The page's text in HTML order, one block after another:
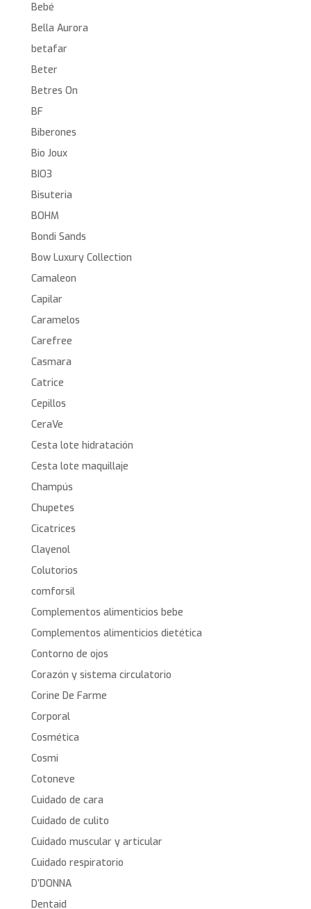
Bebé
Bella Aurora
betafar
Beter
Betres On
BF
Biberones
Bio Joux
BIO3
Bisuteria
BOHM
Bondi Sands
Bow Luxury Collection
Camaleon
Capilar
Caramelos
Carefree
Casmara
Catrice
Cepillos
CeraVe
Cesta lote hidratación
Cesta lote maquillaje
Champús
Chupetes
Cicatrices
Clayenol
Colutorios
comforsil
Complementos alimenticios bebe
Complementos alimenticios dietética
Contorno de ojos
Corazón y sistema circulatorio
Corine De Farme
Corporal
Cosmética
Cosmi
Cotoneve
Cuidado de cara
Cuidado de culito
Cuidado muscular y articular
Cuidado respiratorio
D’DONNA
Dentaid